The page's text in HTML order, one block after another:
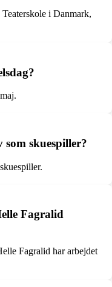
i Danmark,
skuespiller?
Fagralid
Fagralid har arbejdet